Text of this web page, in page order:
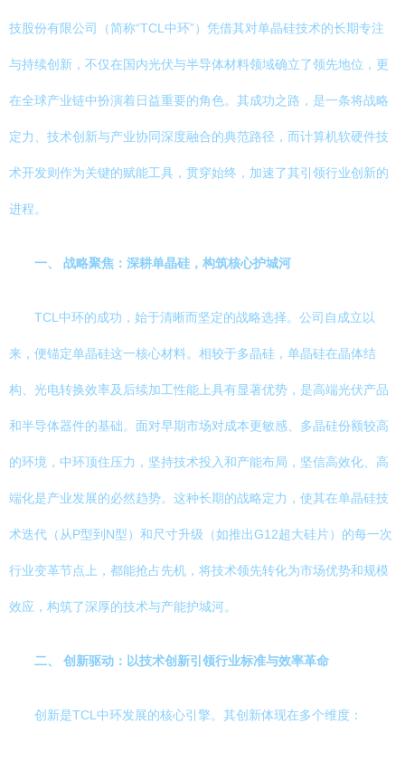
技股份有限公司（简称“TCL中环”）凭借其对单晶硅技术的长期专注
与持续创新，不仅在国内光伏与半导体材料领域确立了领先地位，更
在全球产业链中扮演着日益重要的角色。其成功之路，是一条将战略
定力、技术创新与产业协同深度融合的典范路径，而计算机软硬件技
术开发则作为关键的赋能工具，贯穿始终，加速了其引领行业创新的
进程。
一、 战略聚焦：深耕单晶硅，构筑核心护城河
TCL中环的成功，始于清晰而坚定的战略选择。公司自成立以
来，便锚定单晶硅这一核心材料。相较于多晶硅，单晶硅在晶体结
构、光电转换效率及后续加工性能上具有显著优势，是高端光伏产品
和半导体器件的基础。面对早期市场对成本更敏感、多晶硅份额较高
的环境，中环顶住压力，坚持技术投入和产能布局，坚信高效化、高
端化是产业发展的必然趋势。这种长期的战略定力，使其在单晶硅技
术迭代（从P型到N型）和尺寸升级（如推出G12超大硅片）的每一次
行业变革节点上，都能抢占先机，将技术领先转化为市场优势和规模
效应，构筑了深厚的技术与产能护城河。
二、 创新驱动：以技术创新引领行业标准与效率革命
创新是TCL中环发展的核心引擎。其创新体现在多个维度：